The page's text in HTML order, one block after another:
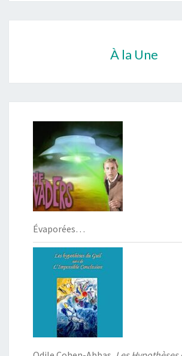
À la Une
Évaporées…